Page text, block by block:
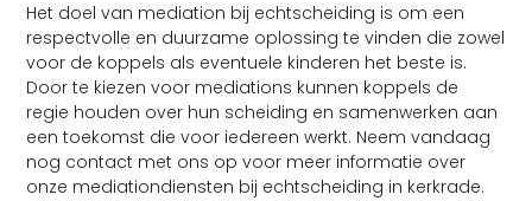
Het doel van mediation bij echtscheiding is om een
respectvolle en duurzame oplossing te vinden die zowel
voor de koppels als eventuele kinderen het beste is.
Door te kiezen voor mediations kunnen koppels de
regie houden over hun scheiding en samenwerken aan
een toekomst die voor iedereen werkt. Neem vandaag
nog contact met ons op voor meer informatie over
onze mediationdiensten bij echtscheiding in kerkrade.